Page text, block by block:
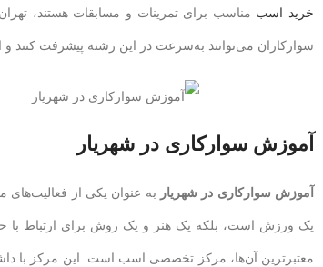
خرید اسب مناسب برای تمرینات و مسابقات هستند،
سوارکاران می‌توانند به‌سرعت در این رشته پیشرفت کنند
آموزش سوارکاری در شهریار
آموزش سوارکاری در شهریار به عنوان یکی از
یک ورزش است، بلکه یک هنر و یک روش برای ارتباط با
معتبرترین آن‌ها، مرکز تخصصی اسب است. این مرکز با